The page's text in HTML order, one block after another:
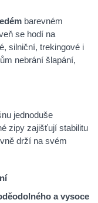
barevném
se hodí na
silniční, trekingové i
nebrání šlapání,
jednoduše
zipy zajišťují stabilitu
drží na svém
a vysoce